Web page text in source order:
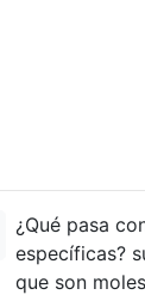
¿Qué pasa
específicas?
que son